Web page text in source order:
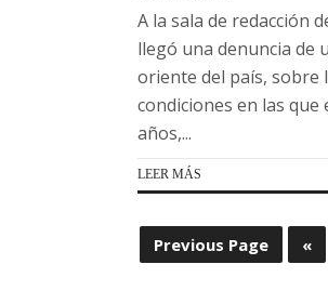
A la sala de redacción
llegó una denuncia de
oriente del país, sobre
condiciones en las que
años,...
LEER MÁS
Previous Page «